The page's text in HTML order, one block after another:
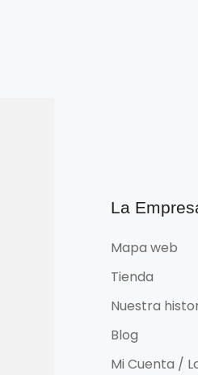
La
Mapa web
Tienda
Nuestra
Blog
Mi Cuenta /